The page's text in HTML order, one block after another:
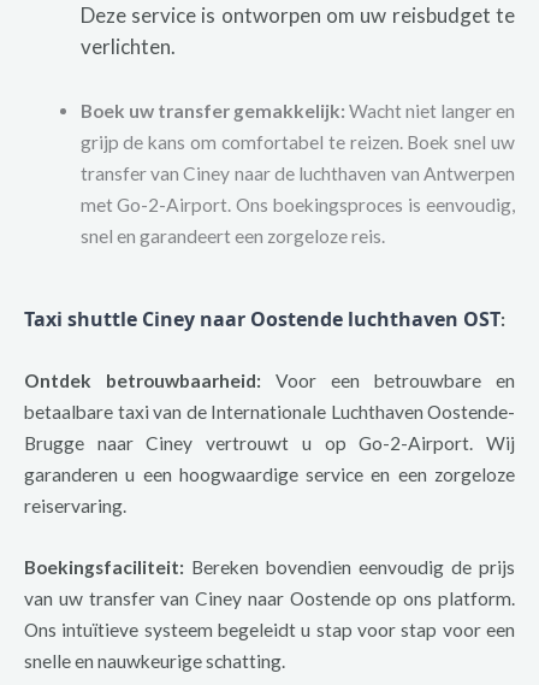
Deze service is ontworpen om uw reisbudget te
verlichten.
Boek uw transfer gemakkelijk: Wacht niet langer en
grijp de kans om comfortabel te reizen. Boek snel uw
transfer van Ciney naar de luchthaven van Antwerpen
met Go-2-Airport. Ons boekingsproces is eenvoudig,
snel en garandeert een zorgeloze reis.
Taxi shuttle Ciney naar Oostende luchthaven OST:
Ontdek betrouwbaarheid: Voor een betrouwbare en
betaalbare taxi van de Internationale Luchthaven Oostende-
Brugge naar Ciney vertrouwt u op Go-2-Airport. Wij
garanderen u een hoogwaardige service en een zorgeloze
reiservaring.
Boekingsfaciliteit: Bereken bovendien eenvoudig de prijs
van uw transfer van Ciney naar Oostende op ons platform.
Ons intuïtieve systeem begeleidt u stap voor stap voor een
snelle en nauwkeurige schatting.